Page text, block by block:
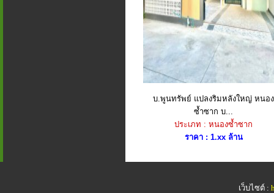
บ.พูนทรัพย์ แปลงริมหลังใหญ่ หนอง
ซ้ำซาก บ...
ประเภท : หนองซ้ำซาก
ราคา : 1.xx ล้าน
เว็บไซต์ :